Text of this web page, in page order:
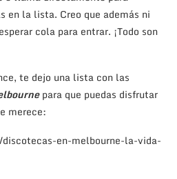
en la lista. Creo que además ni
cola para entrar. ¡Todo son
te dejo una lista con las
para que puedas disfrutar
merece:
en-melbourne-la-vida-